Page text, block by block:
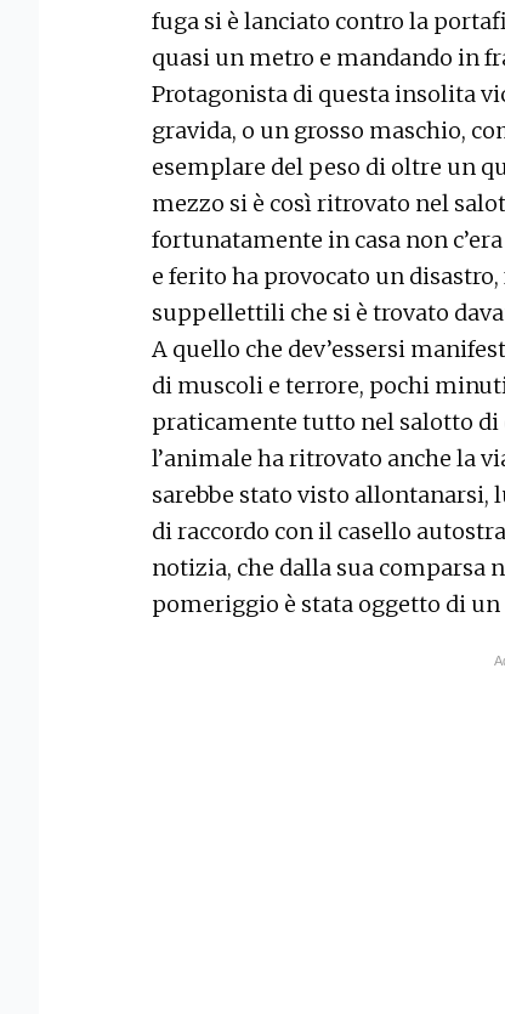
fuga si è lanciato contro la
quasi un metro e mandando in
Protagonista di questa insolita
gravida, o un grosso maschio,
esemplare del peso di oltre un
mezzo si è così ritrovato nel
fortunatamente in casa non
e ferito ha provocato un
suppellettili che si è trovato
A quello che dev’essersi
di muscoli e terrore, pochi
praticamente tutto nel salotto di
l’animale ha ritrovato anche la
sarebbe stato visto allontanarsi,
di raccordo con il casello
notizia, che dalla sua comparsa
pomeriggio è stata oggetto di